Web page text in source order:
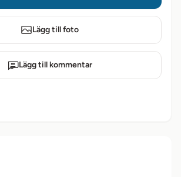
Lägg till foto
Lägg till kommentar